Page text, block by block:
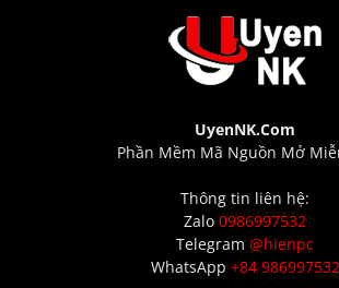
UyenNK.Com
Phần Mềm Mã Nguồn Mở
Thông tin liên hệ:
Zalo 0986997532
Telegram @hienpc
WhatsApp +84 986997532